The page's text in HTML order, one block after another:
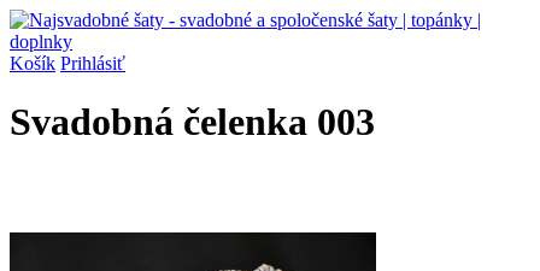
Košík Prihlásiť
Svadobná čelenka 003